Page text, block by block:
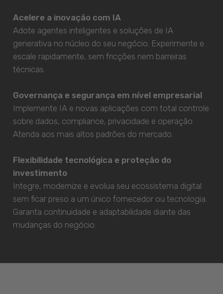
Acelere a inovação com IA
Adote agentes inteligentes e soluções de IA
generativa no núcleo do seu negócio. Experimente e
escale rapidamente, sem fricções nem barreiras
técnicas.
Governança e segurança em nível empresarial
Implemente IA e novas aplicações com total controle
sobre dados, compliance, privacidade e operação.
Atenda aos mais altos padrões do mercado.
Flexibilidade tecnológica e proteção do
investimento
Integre, modernize e evolua seu ecossistema digital
sem ficar preso a um único fornecedor ou tecnologia.
Garanta continuidade e adaptabilidade diante das
mudanças do negócio.